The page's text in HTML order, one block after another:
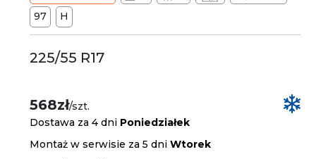
97
H
225/55 R17
568zł/szt.
Dostawa za 4 dni Poniedziałek
Montaż w serwisie za 5 dniWtorek